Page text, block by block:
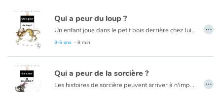
Qui a peur du loup ?
Un enfant joue dans le petit bois derrière chez lui... Tout content, il touille la gadouille en chantonnant. Tout à coup, il voit une forme noire, et une gueule cent fois trop grande avec cent fois trop de dents dedans qui lui crie "WOUWOUWOUH". Horreur ! Mais c'est un loup !...
3-5 ans - 8 min
…
Qui a peur de la sorcière ?
Les histoires de sorcière peuvent arriver à n'importe qui et quand elles arrivent, ce n'est pas une partie de plaisir ! Pour commencer, une sorcière, c'est affreux à regarder. En plus, ça peut transformer un enfant en crapaud bossu ou lui faire boire un infâme remontant. Le tout, dans une affaire aussi terrible, est d'arriver à avoir suffisamment d'imagination pour sortir d'entre ses doigts crochus et couverts de verrues. …